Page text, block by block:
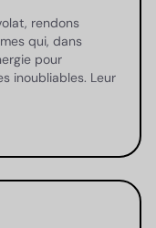
rendons
qui, dans
pour
inoubliables. Leur